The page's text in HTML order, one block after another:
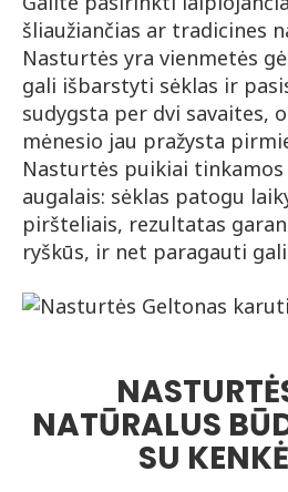
šliaužiančias ar tradicines
Nasturtės yra vienmetės
gali išbarstyti sėklas ir
sudygsta per dvi savaites,
mėnesio jau pražysta
Nasturtės puikiai tinkamos
augalais: sėklas patogu
piršteliais, rezultatas
ryškūs, ir net paragauti
NATŪRALUS
SU